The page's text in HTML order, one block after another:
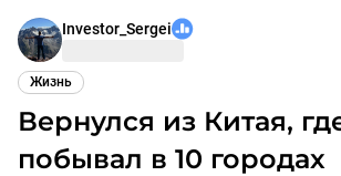
Investor_Sergei
Жизнь
Вернулся из Китая, где
побывал в 10 городах